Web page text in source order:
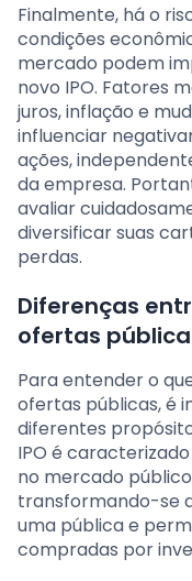
Finalmente, há o
condições
mercado podem
novo IPO. Fatores
juros, inflação e
influenciar
ações,
da empresa.
avaliar
diversificar suas
perdas.
Diferenças
ofertas
Para entender o
ofertas públicas, é
diferentes
IPO é
no mercado
transformando-se
uma pública e
compradas por